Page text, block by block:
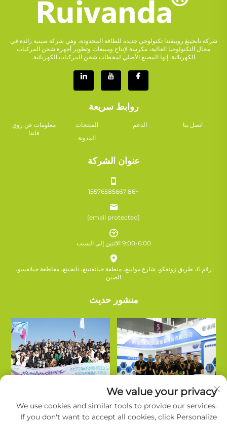
شركة نانجينغ روييفندا تكنولوجي جديده للطاقة المحدودة، وهي شركة صينية رائدة في
مجال التكنولوجيا العالية، مكرسة لإنتاج ومبيعات وتطوير أجهزة شحن المركبات
الكهربائية. إنها المصنع الأصلي لمحطات شحن المركبات الكهربائية.
روابط سريعة
معلومات عن روي
فاندا
المنتجات الدعم
اتصل بنا
المدونة
عنوان الشركة
+86 15576585667
[email protected]
9:00-6:00 الاثنين إلى السبت
رقم 6، طريق زونغكو، شارع مولينغ، منطقة جيانغنينغ، نانجينغ، مقاطعة جيانغسو،
الصين
منشور حديث
We value your privacy
We use cookies and similar tools to provide our services.
If you don't want to accept all cookies, click Personalize